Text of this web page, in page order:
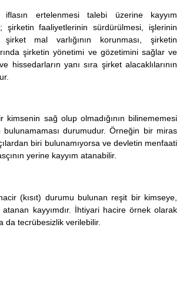
iflasın ertelenmesi talebi üzerine kayyım
şirketin faaliyetlerinin sürdürülmesi, işlerinin
mal varlığının korunması, şirketin
şirketin yönetimi ve gözetimini sağlar ve
hissedarların yanı sıra şirket alacaklılarının
kimsenin sağ olup olmadığının bilinememesi
bulunamaması durumudur. Örneğin bir miras
biri bulunamıyorsa ve devletin menfaati
yerine kayyım atanabilir.
(kısıt) durumu bulunan reşit bir kimseye,
kayyımdır. İhtiyari hacire örnek olarak
da tecrübesizlik verilebilir.